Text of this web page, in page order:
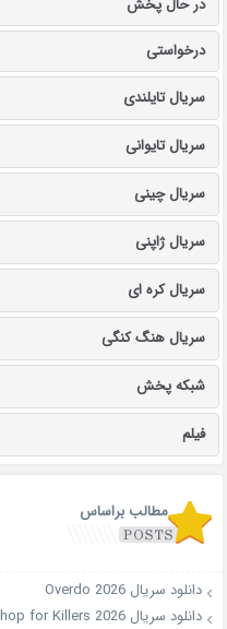
درخواستی
سریال تایلندی
سریال تایوانی
سریال چینی
سریال ژاپنی
سریال کره ای
سریال هنگ کنگی
شبکه پخش
فیلم
مطالب براساس
دانلود سریال Overdo 2026
دانلود سریال A Shop for Killers 2026